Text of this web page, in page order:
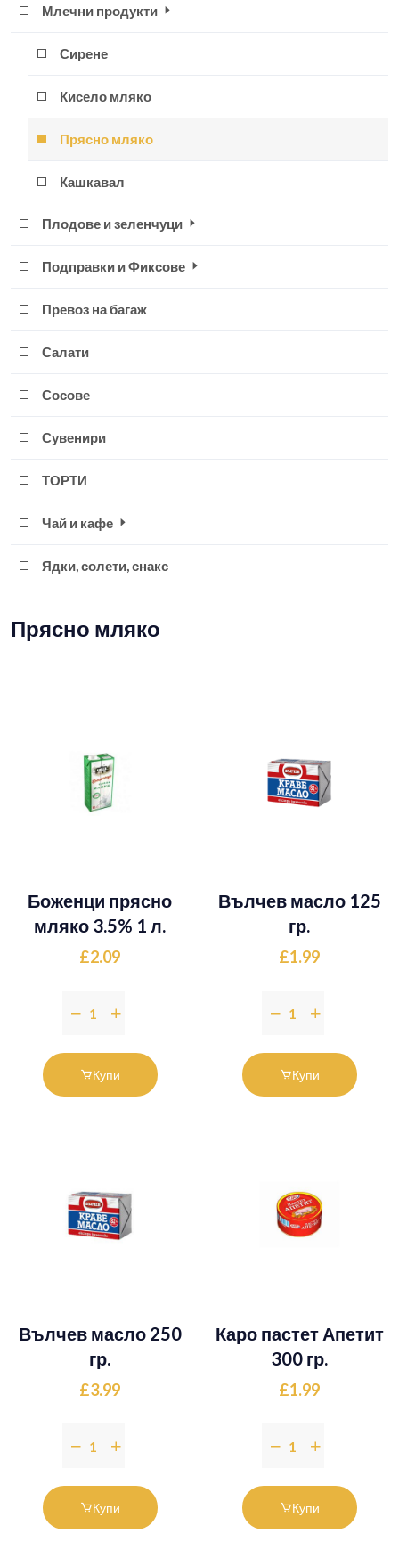
Млечни продукти
Сирене
Кисело мляко
Прясно мляко
Кашкавал
Плодове и зеленчуци
Подправки и Фиксове
Превоз на багаж
Салати
Сосове
Сувенири
ТОРТИ
Чай и кафе
Ядки, солети, снакс
Прясно мляко
Боженци прясно
мляко 3.5% 1 л.
£2.09
Купи
Вълчев масло 125
гр.
£1.99
Купи
Вълчев масло 250
гр.
£3.99
Купи
Каро пастет Апетит
300 гр.
£1.99
Купи